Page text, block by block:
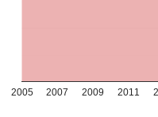
2005 2007 2009 2011